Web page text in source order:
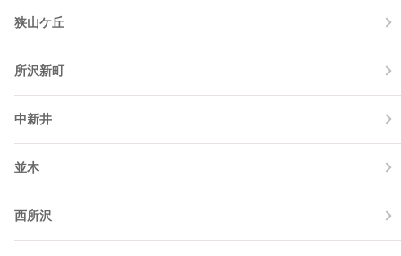
狭山ケ丘
所沢新町
中新井
並木
西所沢